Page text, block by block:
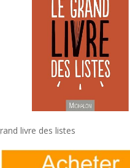
livre des listes